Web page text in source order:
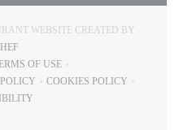
WEBSITE CREATED BY
OF USE
COOKIES POLICY